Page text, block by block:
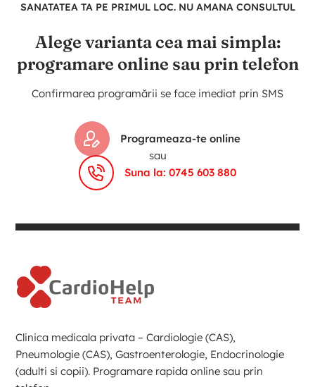
SANATATEA TA PE PRIMUL LOC. NU AMANA CONSULTUL
Alege varianta cea mai simpla:
programare online sau prin telefon
Confirmarea programării se face imediat prin SMS
Programeaza-te online
sau
Suna la: 0745 603 880
Clinica medicala privata – Cardiologie (CAS),
Pneumologie (CAS), Gastroenterologie, Endocrinologie
(adulti si copii). Programare rapida online sau prin